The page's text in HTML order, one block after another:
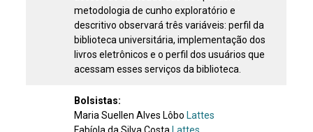
metodologia de cunho exploratório e
descritivo observará três variáveis: perfil da
biblioteca universitária, implementação dos
livros eletrônicos e o perfil dos usuários que
acessam esses serviços da biblioteca.
Bolsistas:
Maria Suellen Alves Lôbo Lattes